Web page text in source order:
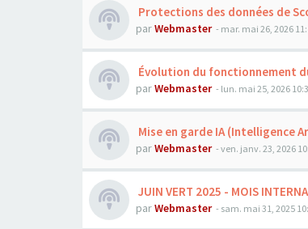
Protections des données de
parWebmaster - mar. mai 26, 2026
Évolution du fonctionnement
parWebmaster - lun. mai 25, 2026
Mise en garde IA (Intelligence
parWebmaster - ven. janv. 23, 2026
JUIN VERT 2025 - MOIS
parWebmaster - sam. mai 31, 2025